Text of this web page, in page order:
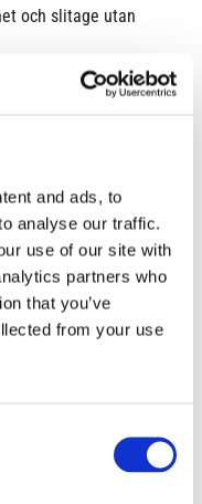
and ads, to
analyse our traffic.
use of our site with
partners who
that you’ve
from your use
och slitage utan
märket Under
sida.